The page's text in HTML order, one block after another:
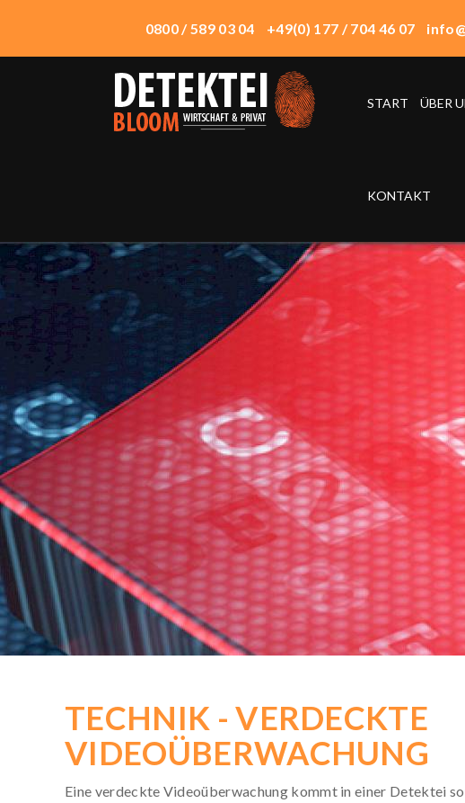
TECHNIK
EINSATZORTE
HONORAR
KONTAKT
KOSTENLOSE-HOTLINE
Rufen Sie kostenfrei an:
0800 / 589 03 04
Deutschlandweit gebührenfrei!
Mo. bis Sa. von 8 bis 20 Uhr
0800 / 589 03 04 +49(0) 177 / 704 46 07
START ÜBER
KONTAKT
TECHNIK - VERDECKTE
VIDEOÜBERWACHUNG
Eine verdeckte Videoüberwachung kommt in einer Detektei